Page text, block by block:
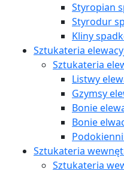
Styropian
Styrodur
Kliny
Sztukateria
Sztukateria
Listwy
Gzymsy
Bonie
Bonie
Sztukateria
Sztukateria